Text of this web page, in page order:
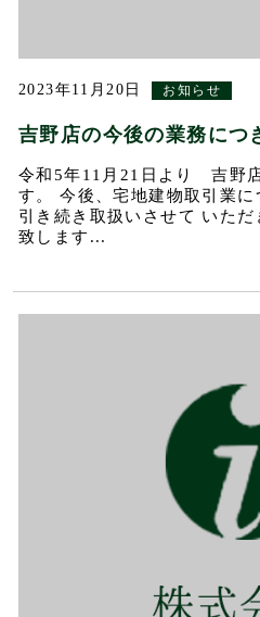
2023年11月20日 お知らせ
吉野店の今後の業務につ
令和5年11月21日より 吉野
す。 今後、宅地建物取引業
引き続き取扱いさせて いた
致します...